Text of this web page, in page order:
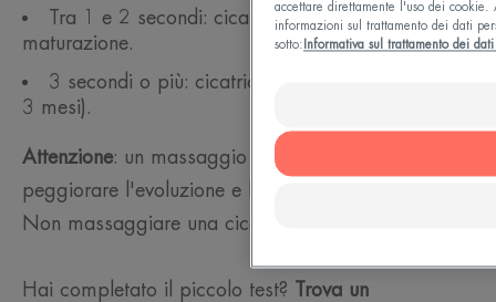
Tra 1 e 2 secondi: cicatrice in fase di
maturazione.
3 secondi o più: cicatrice matura (di solito dopo
3 mesi).
Attenzione: un massaggio eccessivo può
peggiorare l'evoluzione e l'aspetto della cicatrice.
Non massaggiare una cicatrice ancora infiammata.
Hai completato il piccolo test?
Trova un
accettare direttamente l'uso dei
informazioni sul trattamento dei dati
sotto: Informativa sul trattamento dei